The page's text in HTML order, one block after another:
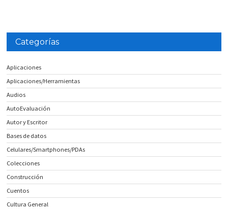
Categorías
Aplicaciones
Aplicaciones/Herramientas
Audios
AutoEvaluación
Autor y Escritor
Bases de datos
Celulares/Smartphones/PDAs
Colecciones
Construcción
Cuentos
Cultura General